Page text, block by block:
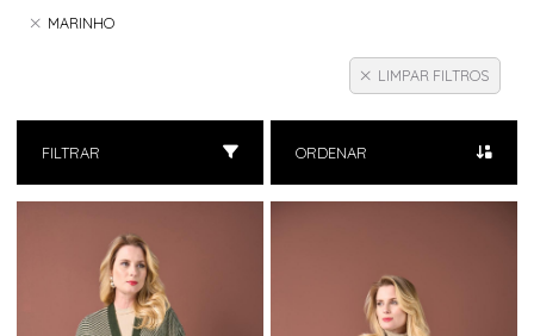
MARINHO
LIMPAR FILTROS
FILTRAR ORDENAR